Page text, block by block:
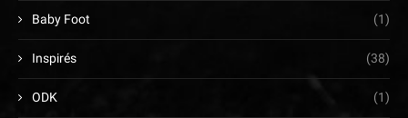
Baby Foot (1)
Inspirés (38)
ODK (1)